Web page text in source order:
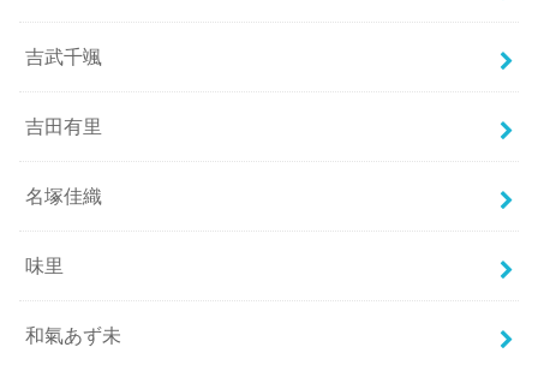
吉武千颯
吉田有里
名塚佳織
味里
和氣あず未